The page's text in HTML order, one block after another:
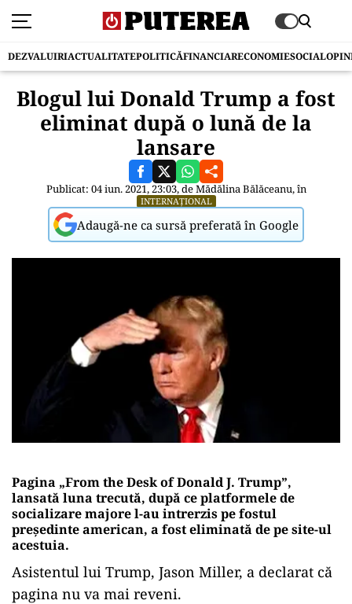
DEZVALUIRIACTUALITATEPOLITICĂFINANCIARECONOMIESOCIAL
Blogul lui Donald Trump a fost
eliminat după o lună de la
lansare
Publicat: 04 iun. 2021, 23:03, deMădălina Bălăceanu, în
INTERNAȚIONAL
Adaugă-ne ca sursă preferată în Google
Pagina „From the Desk of Donald J. Trump”,
lansată luna trecută, după ce platformele de
socializare majore l-au intrerzis pe fostul
președinte american, a fost eliminată de pe site-ul
acestuia.
Asistentul lui Trump, Jason Miller, a declarat că
pagina nu va mai reveni.